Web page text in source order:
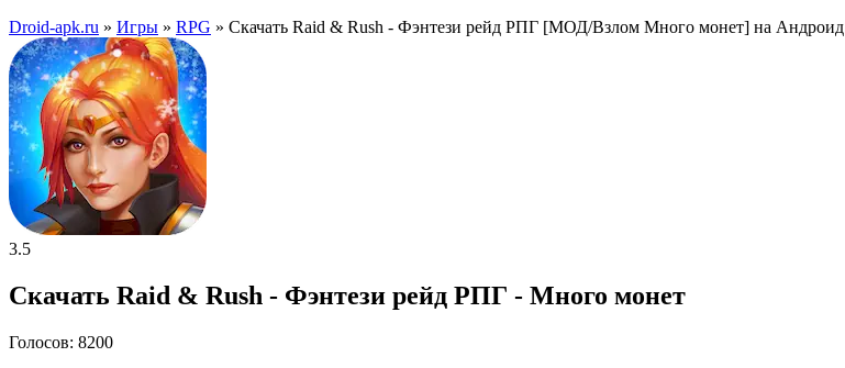
Droid-apk.ru » Игры » RPG » Скачать Raid & Rush - Фэнтези рейд РПГ [МОД/Взлом Много монет] на Андроид
3.5
Скачать Raid & Rush - Фэнтези рейд РПГ - Много монет
Голосов: 8200